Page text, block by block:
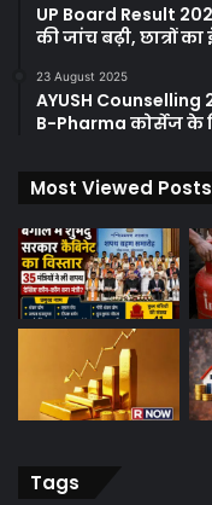
UP Board Result
की जांच बढ़ी, छात्रों
23 August 2025
AYUSH Counselling
B-Pharma कोर्सेज के
Most Viewed Posts
Tags